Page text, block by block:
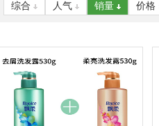
综合 人气 销量 价格